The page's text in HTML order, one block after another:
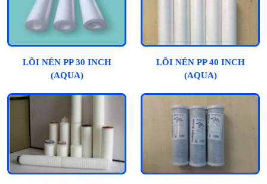
LÕI NÉN PP 30 INCH
(AQUA)
LÕI NÉN PP 40 INCH
(AQUA)